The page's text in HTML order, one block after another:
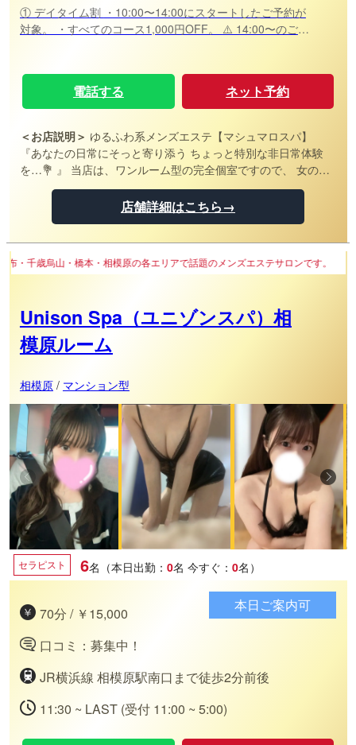
① デイタイム割 ・10:00〜14:00にスタートしたご予約が
対象。 ・すべてのコース1,000円OFF。 ⚠️ 14:00〜のご予
つけくださいませ。 ⚠️他のクーポンと併用不可。
電話する ネット予約
＜お店説明＞ ゆるふわ系メンズエステ【マシュマロスパ】
『あなたの日常にそっと寄り添う ちょっと特別な非日常体験
を…💐 』 当店は、ワンルーム型の完全個室ですので、 女の子
のおうちに遊びに来た感覚でご来店いただき、ゆったりまった
りしながらドキドキな時間をお愉しみください。
店舗詳細はこちら→
模原の各エリアで話題のメンズエステサロンです。
Unison Spa（ユニゾンスパ）相
模原ルーム
相模原/ マンション型
セラピスト 6名（本日出勤： 0名 今すぐ： 0名）
70分 / ￥15,000
口コミ：募集中！
JR横浜線 相模原駅南口まで徒歩2分前後
11:30 ~ LAST (受付 11:00 ~ 5:00)
本日ご案内可